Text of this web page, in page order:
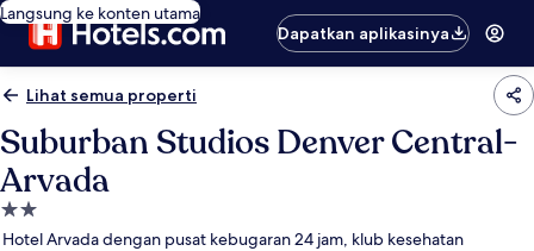
Langsung ke konten utama
Dapatkan aplikasinya
Lihat semua properti
Suburban Studios Denver Central-
Arvada
Properti
bintang
Hotel Arvada dengan pusat kebugaran 24 jam, klub kesehatan